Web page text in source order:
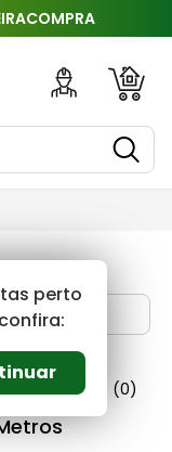
perto
(0)